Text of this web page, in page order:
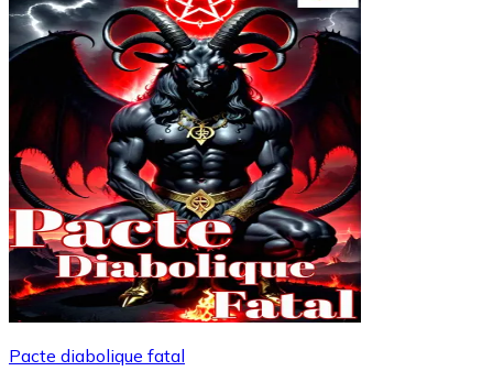
Pacte diabolique fatal